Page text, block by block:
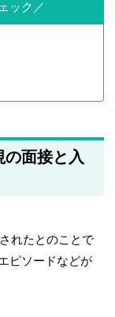
ック
面接と入
れたとのことで
ピソードなどが